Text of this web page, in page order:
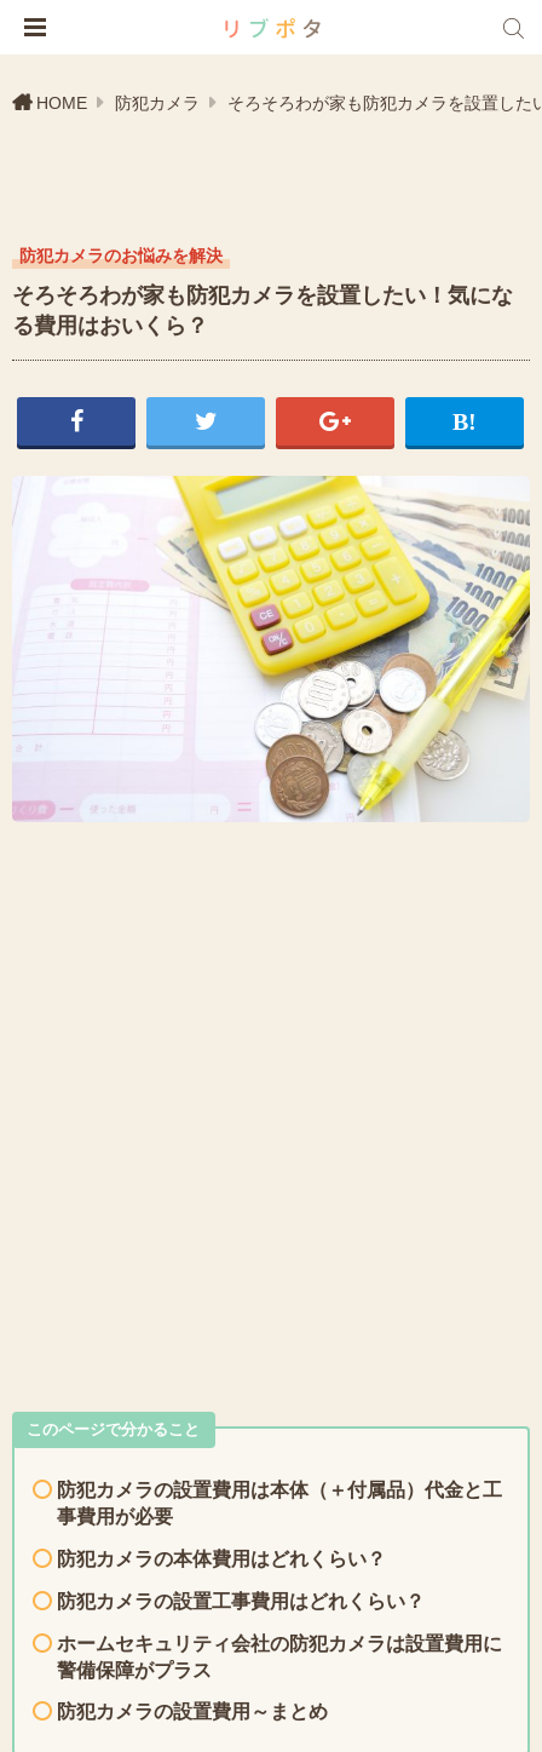
HOME 防犯カメラ そろそろわが家も防犯カメラを設置した
防犯カメラのお悩みを解決
そろそろわが家も防犯カメラを設置したい！気にな
る費用はおいくら？
このページで分かること
防犯カメラの設置費用は本体（＋付属品）代金と工
事費用が必要
防犯カメラの本体費用はどれくらい？
防犯カメラの設置工事費用はどれくらい？
ホームセキュリティ会社の防犯カメラは設置費用に
警備保障がプラス
防犯カメラの設置費用～まとめ